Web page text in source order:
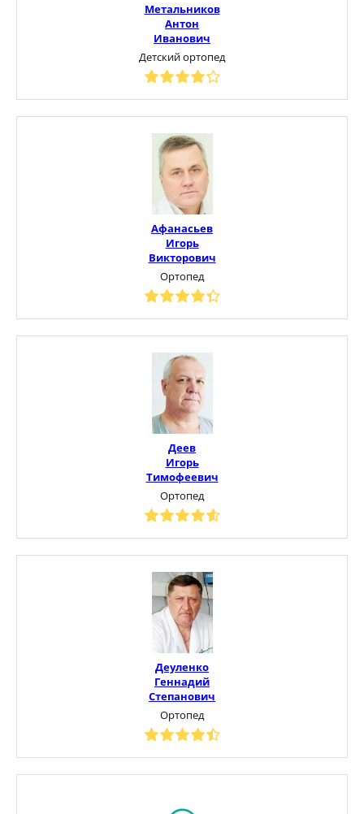
Метальников
Антон
Иванович
Детский ортопед
Афанасьев
Игорь
Викторович
Ортопед
Деев
Игорь
Тимофеевич
Ортопед
Деуленко
Геннадий
Степанович
Ортопед